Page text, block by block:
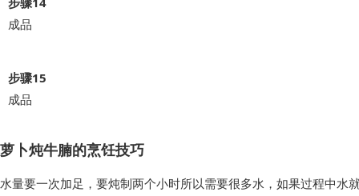
成品
步骤15
成品
萝卜炖牛腩的烹饪技巧
水量要一次加足，要炖制两个小时所以需要很多水，如果过程中水